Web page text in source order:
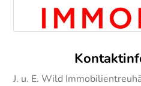
J. u. E. Wild